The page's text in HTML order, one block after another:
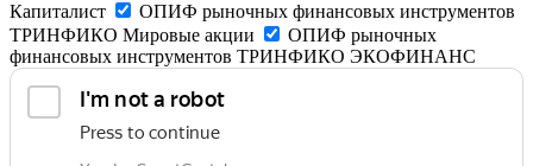
Капиталист
ОПИФ рыночных финансовых инструментов
ТРИНФИКО Мировые акции
ОПИФ рыночных
финансовых инструментов ТРИНФИКО ЭКОФИНАНС